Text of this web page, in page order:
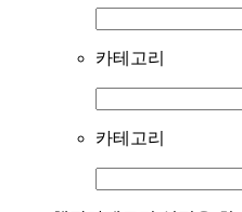
카테고리
카테고리